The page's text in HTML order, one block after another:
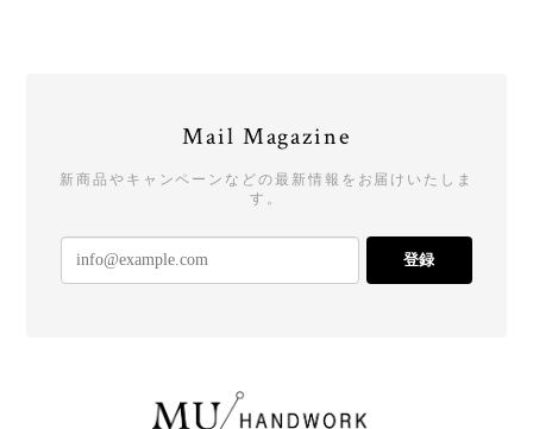
Mail Magazine
新商品やキャンペーンなどの最新情報をお届けいたしま
す。
登録